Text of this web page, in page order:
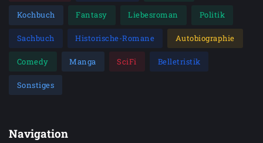
Kochbuch Fantasy Liebesroman Politik
Sachbuch Historische-Romane Autobiographie
Comedy Manga SciFi Belletristik
Sonstiges
Navigation